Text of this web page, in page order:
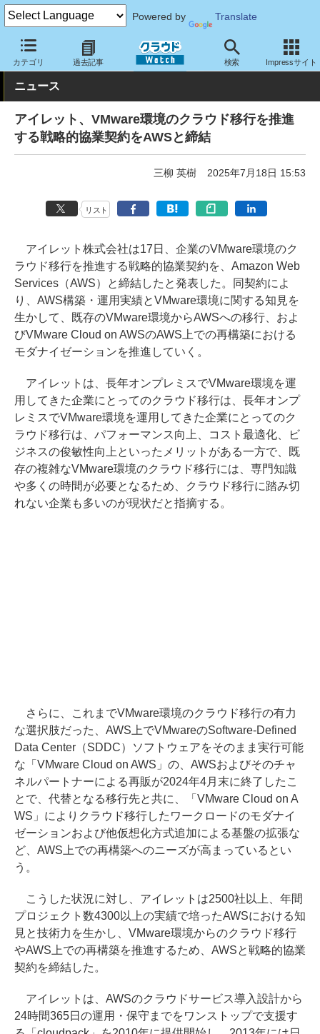
Powered by Translate
カテゴリ 過去記事 検索 Impressサイト
クラウド Watch トピック 協業・提携
ニュース
アイレット、VMware環境のクラウド移行を推進
する戦略的協業契約をAWSと締結
三柳 英樹 2025年7月18日 15:53
リスト
アイレット株式会社は17日、企業のVMware環境のク
ラウド移行を推進する戦略的協業契約を、Amazon Web
Services（AWS）と締結したと発表した。同契約によ
り、AWS構築・運用実績とVMware環境に関する知見を
生かして、既存のVMware環境からAWSへの移行、およ
びVMware Cloud on AWSのAWS上での再構築における
モダナイゼーションを推進していく。
アイレットは、長年オンプレミスでVMware環境を運
用してきた企業にとってのクラウド移行は、長年オンプ
レミスでVMware環境を運用してきた企業にとってのク
ラウド移行は、パフォーマンス向上、コスト最適化、ビ
ジネスの俊敏性向上といったメリットがある一方で、既
存の複雑なVMware環境のクラウド移行には、専門知識
や多くの時間が必要となるため、クラウド移行に踏み切
れない企業も多いのが現状だと指摘する。
さらに、これまでVMware環境のクラウド移行の有力
な選択肢だった、AWS上でVMwareのSoftware-Defined
Data Center（SDDC）ソフトウェアをそのまま実行可能
な「VMware Cloud on AWS」の、AWSおよびそのチャ
ネルパートナーによる再販が2024年4月末に終了したこ
とで、代替となる移行先と共に、「VMware Cloud on A
WS」によりクラウド移行したワークロードのモダナイ
ゼーションおよび他仮想化方式追加による基盤の拡張な
ど、AWS上での再構築へのニーズが高まっているとい
う。
こうした状況に対し、アイレットは2500社以上、年間
プロジェクト数4300以上の実績で培ったAWSにおける知
見と技術力を生かし、VMware環境からのクラウド移行
やAWS上での再構築を推進するため、AWSと戦略的協業
契約を締結した。
アイレットは、AWSのクラウドサービス導入設計から
24時間365日の運用・保守までをワンストップで支援す